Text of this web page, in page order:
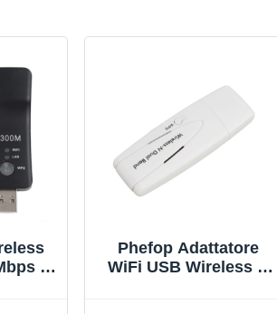
-
Phefop Adattatore
WiFi USB Wireless N